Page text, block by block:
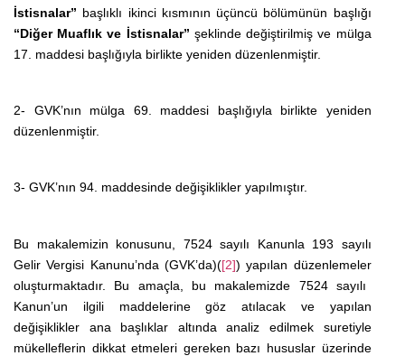
İstisnalar” başlıklı ikinci kısmının üçüncü bölümünün başlığı
“Diğer Muaflık ve İstisnalar” şeklinde değiştirilmiş ve mülga
17. maddesi başlığıyla birlikte yeniden düzenlenmiştir.
2- GVK’nın mülga 69. maddesi başlığıyla birlikte yeniden
düzenlenmiştir.
3- GVK’nın 94. maddesinde değişiklikler yapılmıştır.
Bu makalemizin konusunu, 7524 sayılı Kanunla 193 sayılı
Gelir Vergisi Kanunu’nda (GVK’da)([2]) yapılan düzenlemeler
oluşturmaktadır. Bu amaçla, bu makalemizde 7524 sayılı
Kanun’un ilgili maddelerinegöz atılacak ve yapılan
değişiklikler ana başlıklar altında analiz edilmek suretiyle
mükelleflerin dikkat etmeleri gereken bazı hususlar üzerinde